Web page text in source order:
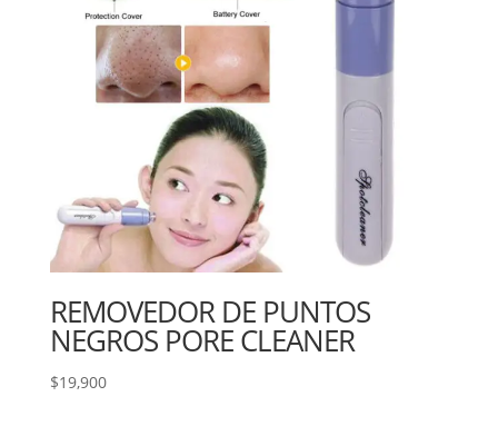
REMOVEDOR DE PUNTOS
NEGROS PORE CLEANER
$19,900